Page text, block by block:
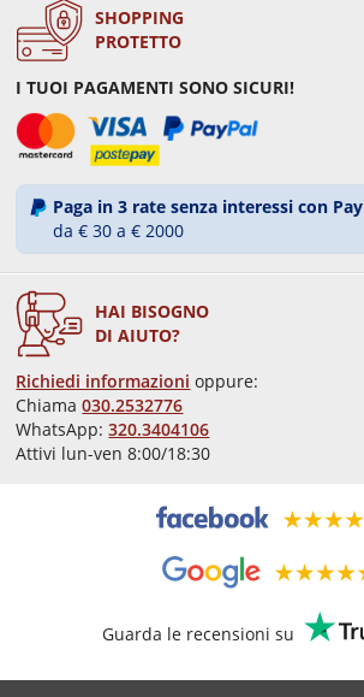
SHOPPING
PROTETTO
I TUOI PAGAMENTI SONO SICURI!
Paga in 3 rate senza interessi con
da € 30 a € 2000
HAI BISOGNO
DI AIUTO?
Richiedi informazioni oppure:
Chiama030.2532776
WhatsApp:320.3404106
Attivi lun-ven 8:00/18:30
Guarda le recensioni su